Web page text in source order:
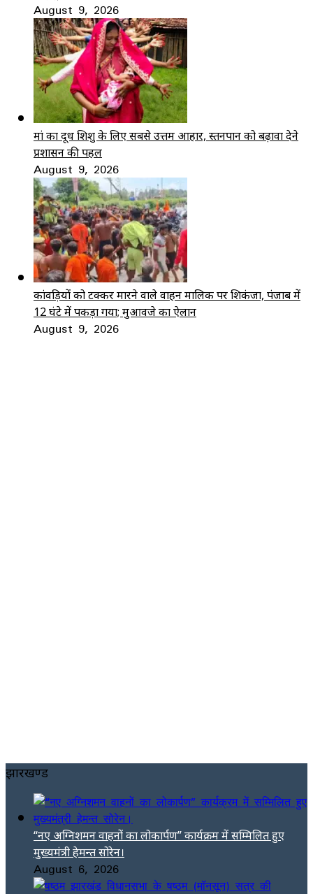
August 9, 2026
मां का दूध शिशु के लिए सबसे उत्तम आहार, स्तनपान को बढ़ावा देने
प्रशासन की पहल
August 9, 2026
कांवड़ियों को टक्कर मारने वाले वाहन मालिक पर शिकंजा, पंजाब में
12 घंटे में पकड़ा गया; मुआवजे का ऐलान
August 9, 2026
झारखण्ड
“नए अग्निशमन वाहनों का लोकार्पण” कार्यक्रम में सम्मिलित हुए
मुख्यमंत्री हेमन्त सोरेन।
August 6, 2026